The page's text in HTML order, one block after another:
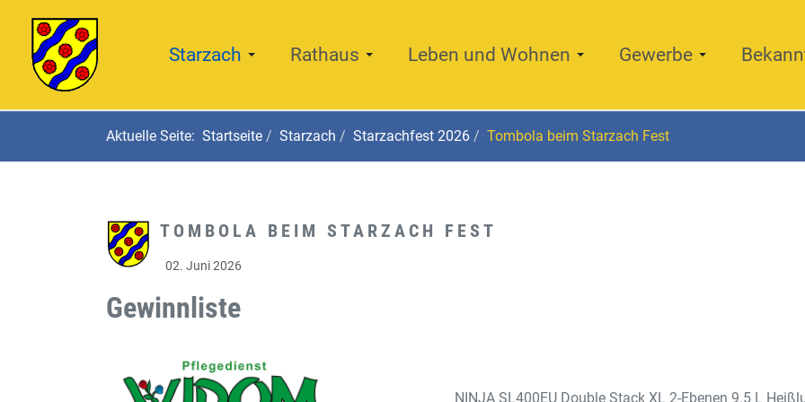
Starzach Rathaus Leben und Wohnen Gewerbe
Aktuelle Seite: Startseite Starzach Starzachfest 2026 Tombola beim Starzach Fest
TOMBOLA BEIM STARZACH FEST
02. Juni 2026
Gewinnliste
NINJA SL400EU Double Stack XL 2-Ebenen 9.5 L